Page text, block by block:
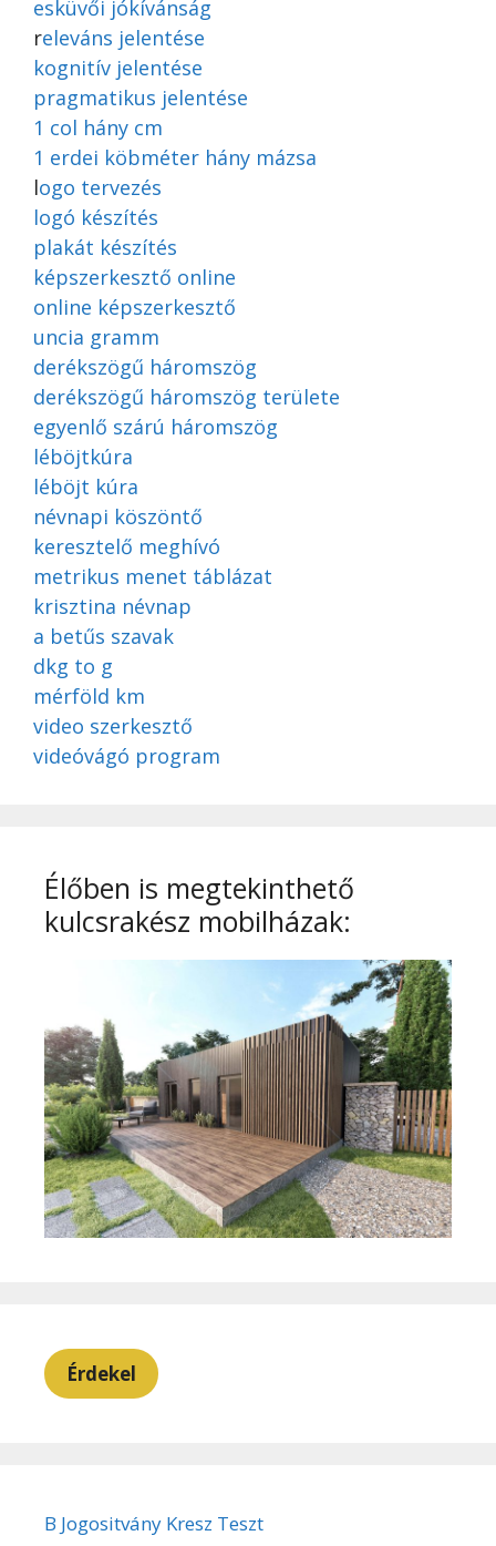
esküvői jókívánság
releváns jelentése
kognitív jelentése
pragmatikus jelentése
1 col hány cm
1 erdei köbméter hány mázsa
logo tervezés
logó készítés
plakát készítés
képszerkesztő online
online képszerkesztő
uncia gramm
derékszögű háromszög
derékszögű háromszög területe
egyenlő szárú háromszög
léböjtkúra
léböjt kúra
névnapi köszöntő
keresztelő meghívó
metrikus menet táblázat
krisztina névnap
a betűs szavak
dkg to g
mérföld km
video szerkesztő
videóvágó program
Élőben is megtekinthető
kulcsrakész mobilházak:
Érdekel
B Jogositvány Kresz Teszt